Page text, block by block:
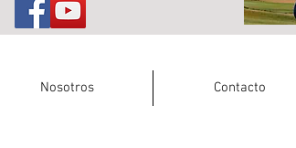
Nosotros Contacto